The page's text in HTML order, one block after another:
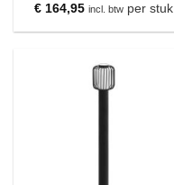
€164,95 incl. btwper stuk